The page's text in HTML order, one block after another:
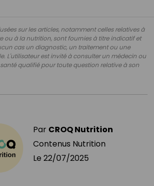
sur les articles, notamment celles relatives à
ou à la nutrition, sont fournies à titre indicatif et
cas un diagnostic, un traitement ou une
L'utilisateur est invité à consulter un médecin ou
qualifié pour toute question relative à son
Par CROQ Nutrition
Contenus Nutrition
Le 22/07/2025